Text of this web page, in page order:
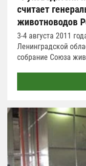
считает
животноводов
3-4 августа 2011
Ленинградской
собрание Союза